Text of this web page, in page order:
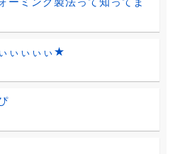
ぃぃぃぃ★